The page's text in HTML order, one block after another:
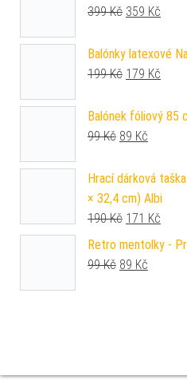
399Kč Původní
359 Kč
Balónky latexové
199Kč Původní
179 Kč
Balónek fóliový 85
99Kč Původní cena
89 Kč
Hrací dárková
× 32,4 cm) Albi
190Kč Původní
171 Kč
Retro mentolky -
99Kč Původní cena
89 Kč